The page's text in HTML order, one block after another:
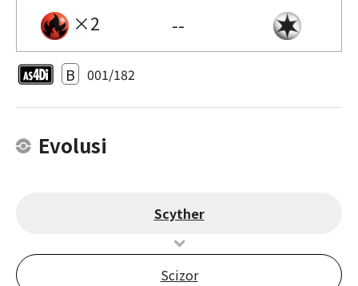
×2 --
B 001/182
Evolusi
Scyther
Scizor